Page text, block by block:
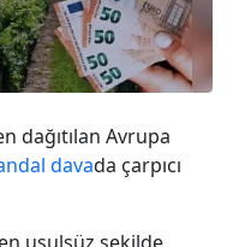
dağıtılan Avrupa
davada çarpıcı